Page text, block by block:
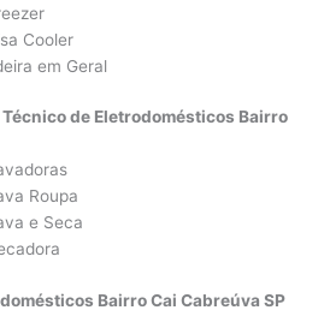
Cooler
em Geral
de Eletrodomésticos Bairro
Roupa
e Seca
Bairro Cai Cabreúva SP